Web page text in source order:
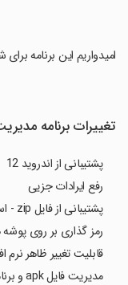
‏امیدواریم این برنامه
تغییرات برنامه
پشتیبانی از اندروید 12
رفع ایرادات جزیی
پشتیبانی از فایل zip - استخراج و فشرده سازی
رمز گذاری بر روی پوشه
قابلیت تغییر ظاهر نرم
مدیریت فایل apk و برنامه های نصب شده